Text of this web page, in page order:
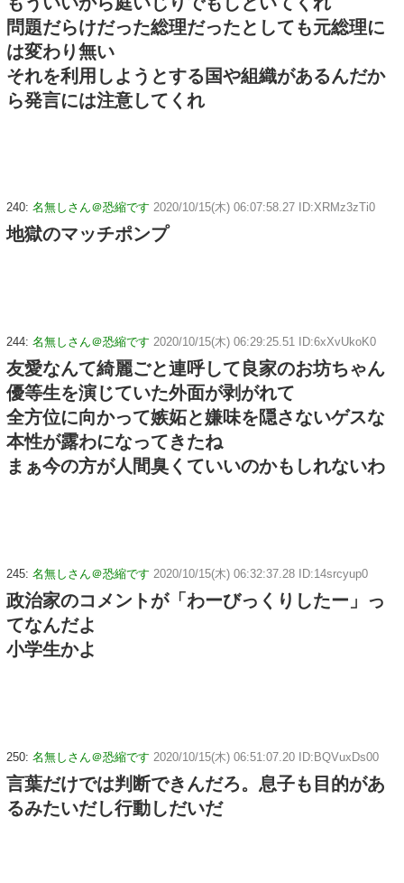
問題だらけだった総理だったとしても元総理に
は変わり無い
それを利用しようとする国や組織があるんだか
ら発言には注意してくれ
240: 名無しさん＠恐縮です 2020/10/15(木) 06:07:58.27 ID:XRMz3zTi0
地獄のマッチポンプ
244: 名無しさん＠恐縮です 2020/10/15(木) 06:29:25.51 ID:6xXvUkoK0
友愛なんて綺麗ごと連呼して良家のお坊ちゃん
優等生を演じていた外面が剥がれて
全方位に向かって嫉妬と嫌味を隠さないゲスな
本性が露わになってきたね
まぁ今の方が人間臭くていいのかもしれないわ
245: 名無しさん＠恐縮です 2020/10/15(木) 06:32:37.28 ID:14srcyup0
政治家のコメントが「わーびっくりしたー」っ
てなんだよ
小学生かよ
250: 名無しさん＠恐縮です 2020/10/15(木) 06:51:07.20 ID:BQVuxDs00
言葉だけでは判断できんだろ。息子も目的があ
るみたいだし行動しだいだ